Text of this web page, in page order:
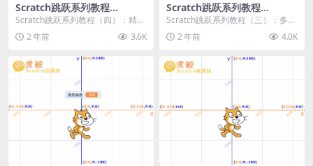
Scratch跳跃系列教程
（四）：精准着陆
Scratch跳跃系列教程（四）：精准
着陆 作者：小虎鲸Scratch资源站
... 2 年前 3.6K
Scratch跳跃系列教程
（三）：多段跳跃
Scratch跳跃系列教程（三）：多段
跳跃 作者：小虎鲸Scratch资源站
连...2 年前 4.0K